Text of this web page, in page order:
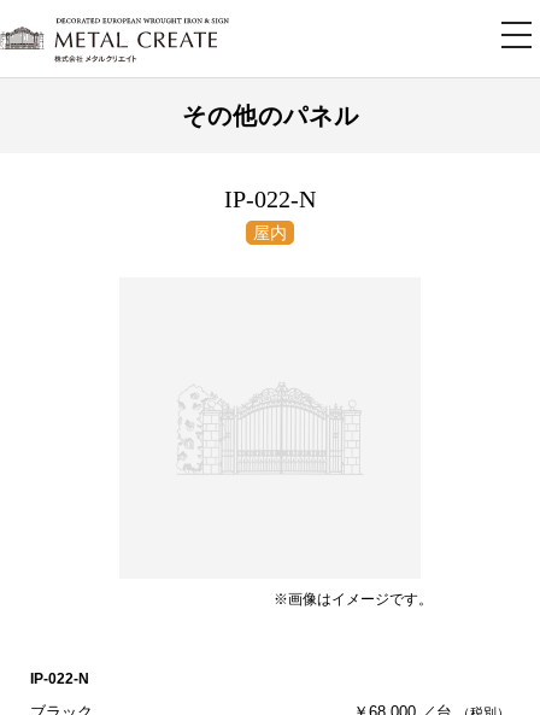
その他のパネル
IP-022-N
※画像はイメージです。
IP-022-N